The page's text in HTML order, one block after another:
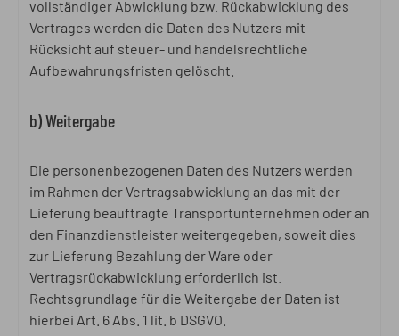
vollständiger Abwicklung bzw. Rückabwicklung des
Vertrages werden die Daten des Nutzers mit
Rücksicht auf steuer- und handelsrechtliche
Aufbewahrungsfristen gelöscht.
b) Weitergabe
Die personenbezogenen Daten des Nutzers werden
im Rahmen der Vertragsabwicklung an das mit der
Lieferung beauftragte Transportunternehmen oder an
den Finanzdienstleister weitergegeben, soweit dies
zur Lieferung Bezahlung der Ware oder
Vertragsrückabwicklung erforderlich ist.
Rechtsgrundlage für die Weitergabe der Daten ist
hierbei Art. 6 Abs. 1 lit. b DSGVO.